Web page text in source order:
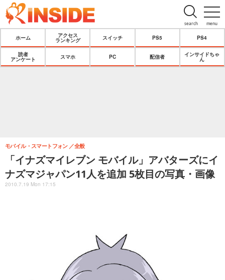
menu
search
ホーム
アクセス
ランキング
スイッチ PS5 PS4
読者
アンケート
スマホ PC 配信者
インサイドちゃ
ん
「イナズマイレブン モバイル」アバターズにイ
ナズマジャパン11人を追加 5枚目の写真・画像
モバイル・スマートフォン 全般
2010.7.19 Mon 17:15